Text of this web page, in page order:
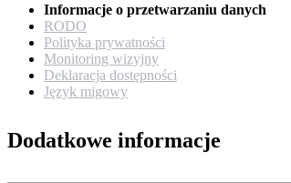
Informacje o przetwarzaniu danych
RODO
Polityka prywatności
Monitoring wizyjny
Deklaracja dostępności
Język migowy
Dodatkowe informacje